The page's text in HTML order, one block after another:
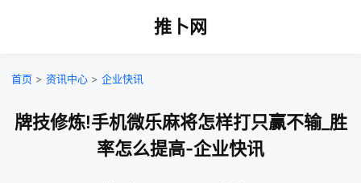
推卜网
首页 > 资讯中心 > 企业快讯
牌技修炼!手机微乐麻将怎样打只赢不输_胜
率怎么提高-企业快讯